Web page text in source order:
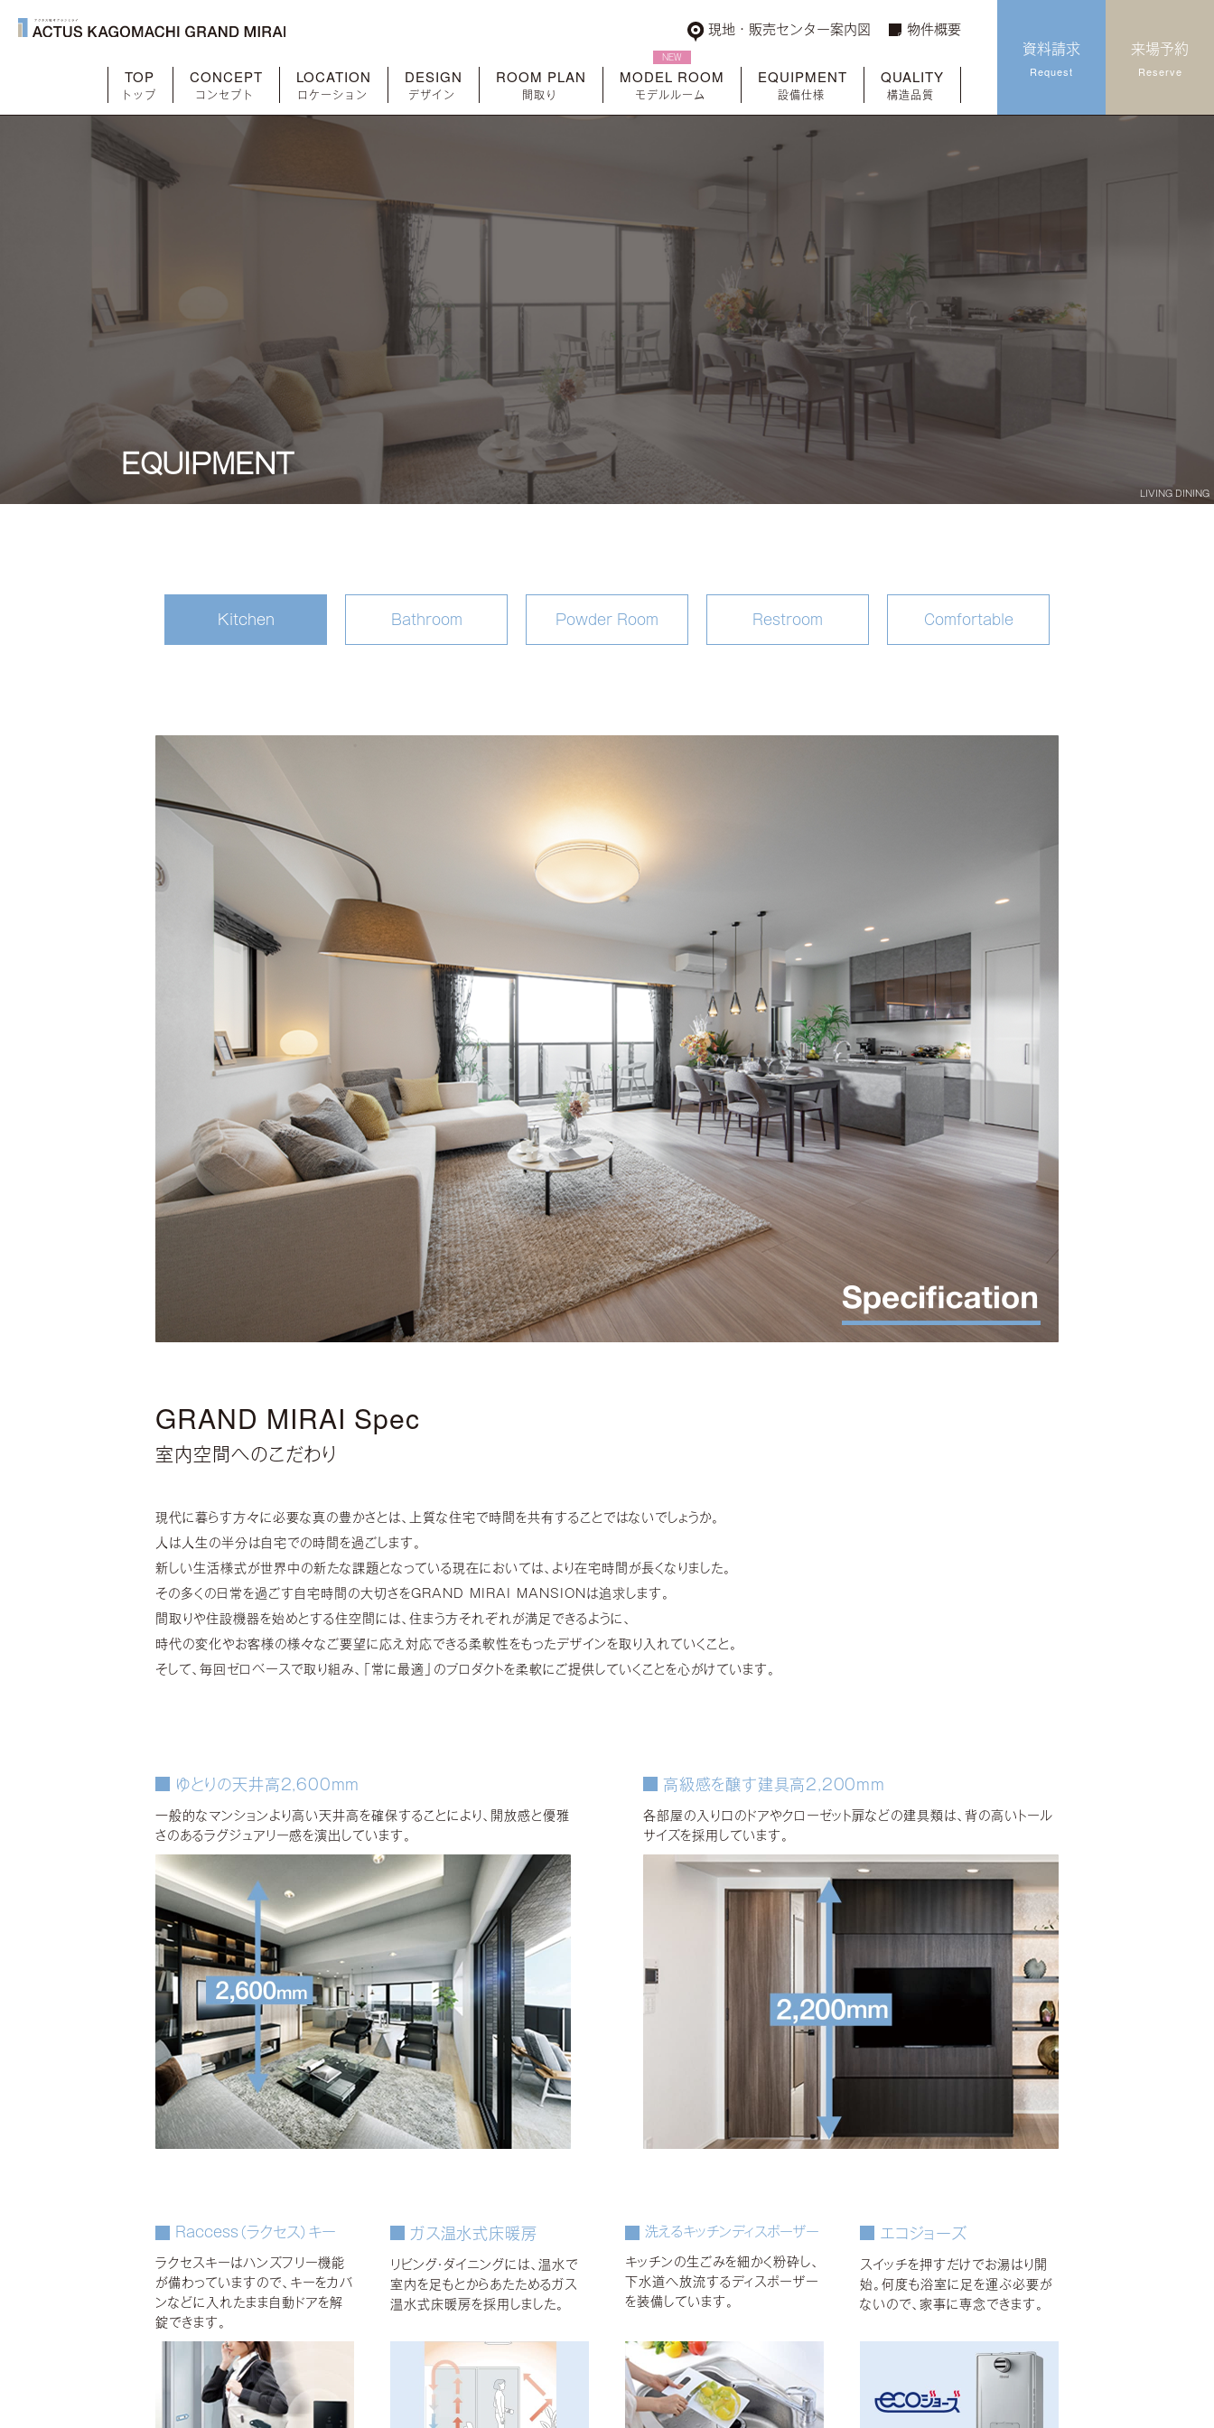
現地・販売センター案内図 物件概要
TOP
トップ
CONCEPT
コンセプト
LOCATION
ロケーション
DESIGN
デザイン
ROOM PLAN
間取り
MODEL ROOM
モデルルーム
EQUIPMENT
設備仕様
QUALITY
構造品質
来場予約
Reserve
資料請求
Request
EQUIPMENT
LIVING DINING
Kitchen Bathroom Powder Room Restroom Comfortable
GRAND MIRAI Spec
室内空間へのこだわり
現代に暮らす方々に必要な真の豊かさとは、上質な住宅で時間を共有することではないでしょうか。
人は人生の半分は自宅での時間を過ごします。
新しい生活様式が世界中の新たな課題となっている現在においては、より在宅時間が長くなりました。
その多くの日常を過ごす自宅時間の大切さをGRAND MIRAI MANSIONは追求します。
間取りや住設機器を始めとする住空間には、住まう方それぞれが満足できるように、
時代の変化やお客様の様々なご要望に応え対応できる柔軟性をもったデザインを取り入れていくこと。
そして、毎回ゼロベースで取り組み、「常に最適」のプロダクトを柔軟にご提供していくことを心がけています。
ゆとりの天井高2,600mm
一般的なマンションより高い天井高を確保することにより、開放感と優雅
さのあるラグジュアリー感を演出しています。
高級感を醸す建具高2,200mm
各部屋の入り口のドアやクローゼット扉などの建具類は、背の高いトール
サイズを採用しています。
Raccess（ラクセス）キー
ラクセスキーはハンズフリー機能
が備わっていますので、キーをカバ
ンなどに入れたまま自動ドアを解
錠できます。
ガス温水式床暖房
リビング・ダイニングには、温水で
室内を足もとからあたためるガス
温水式床暖房を採用しました。
洗えるキッチンディスポーザー
キッチンの生ごみを細かく粉砕し、
下水道へ放流するディスポーザー
を装備しています。
エコジョーズ
スイッチを押すだけでお湯はり開
始。何度も浴室に足を運ぶ必要が
ないので、家事に専念できます。